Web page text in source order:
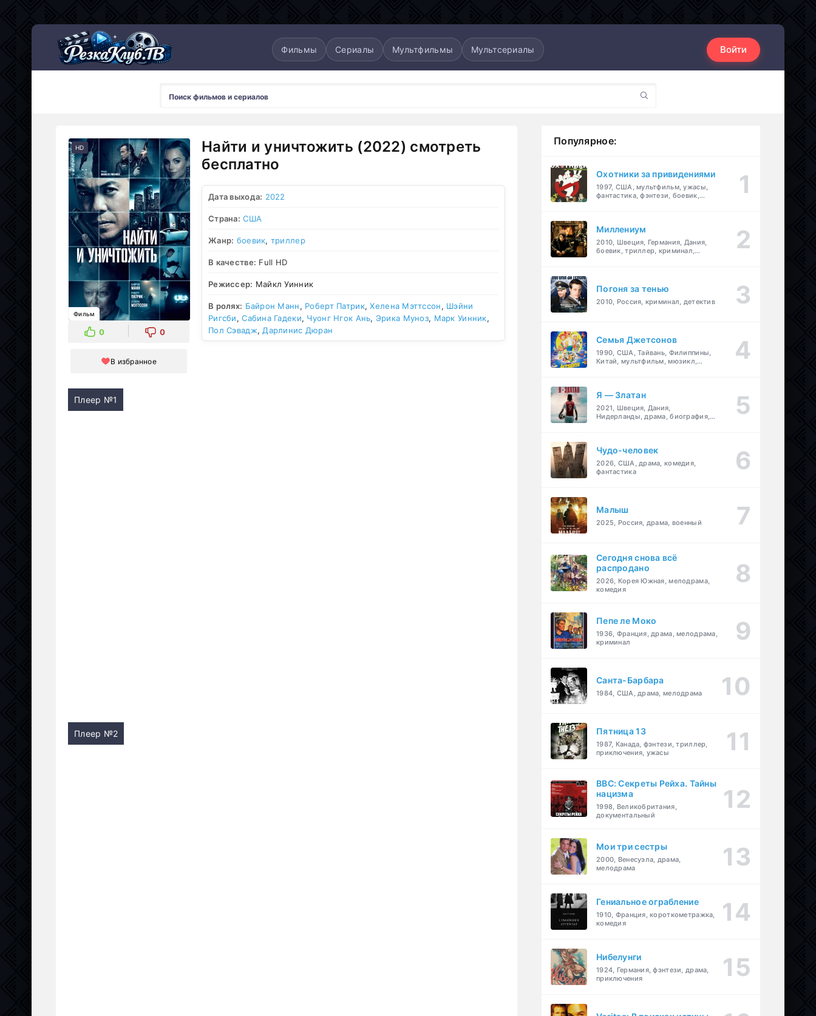
Фильмы Сериалы Мультфильмы Мультсериалы Войти
HD
Фильм
0 0
В избранное
Найти и уничтожить (2022) смотреть
бесплатно
Дата выхода: 2022
Страна: США
Жанр: боевик, триллер
В качестве: Full HD
Режиссер: Майкл Уинник
В ролях: Байрон Манн, Роберт Патрик,Хелена Мэттссон, Шэйни
Ригсби,Сабина Гадеки, Чуонг Нгок Ань, Эрика Муноз, Марк Уинник,
Пол Сэвадж, Дарлинис Дюран
Плеер №1
Плеер №2
Популярное:
Охотники за привидениями
1997, США, мультфильм, ужасы,
фантастика, фэнтези, боевик,
Миллениум
2010, Швеция, Германия, Дания,
боевик, триллер, криминал,
Погоня за тенью
2010, Россия, криминал, детектив
Семья Джетсонов
1990, США, Тайвань, Филиппины,
Китай, мультфильм, мюзикл,
Я — Златан
2021, Швеция, Дания,
Нидерланды, драма, биография,
Чудо-человек
2026, США, драма, комедия,
фантастика
Малыш
2025, Россия, драма, военный
Сегодня снова всё
распродано
2026, Корея Южная, мелодрама,
комедия
Пепе ле Моко
1936, Франция, драма, мелодрама,
криминал
Санта-Барбара
1984, США, драма, мелодрама
Пятница 13
1987, Канада, фэнтези, триллер,
приключения, ужасы
BBC: Секреты Рейха. Тайны
нацизма
1998, Великобритания,
документальный
Мои три сестры
2000, Венесуэла, драма,
мелодрама
Гениальное ограбление
1910, Франция, короткометражка,
комедия
Нибелунги
1924, Германия, фэнтези, драма,
приключения
Мультсериалы